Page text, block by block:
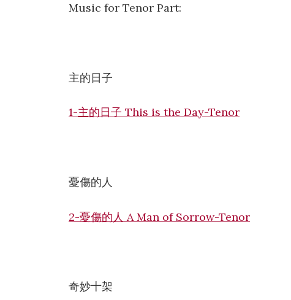
Music for Tenor Part:
主的日子
1-主的日子 This is the Day-Tenor
憂傷的人
2-憂傷的人 A Man of Sorrow-Tenor
奇妙十架